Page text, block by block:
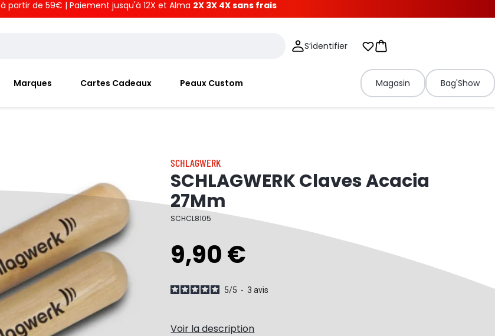
à partir de 59€ | Paiement jusqu'à 12X et Alma 2X 3X 4X sans frais
S’identifier Mes listes d'envies
Panier
Marques Cartes Cadeaux Peaux Custom Magasin Bag'Show
SCHLAGWERK
SCHLAGWERK Claves Acacia
27Mm
SCHCL8105
9,90 €
5/5 - 3avis
Voir la description